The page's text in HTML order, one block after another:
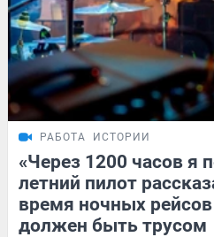
РАБОТА ИСТОРИИ
«Через 1200 часов я
летний пилот
время ночных
должен быть трусом